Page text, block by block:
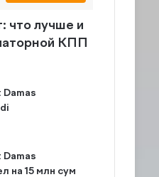
что лучше и
КПП
на 15 млн сум